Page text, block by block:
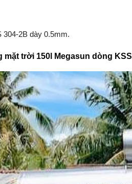
304-2B dày 0.5mm.
trời 150l Megasun dòng KSS